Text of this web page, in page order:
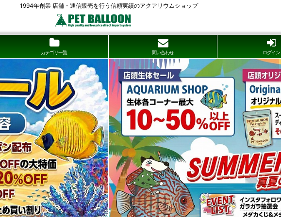
1994年創業 店舗・通信販売を行う信頼実績のアクアリウムショップ
カテゴリ一覧 問い合わせ ログイン